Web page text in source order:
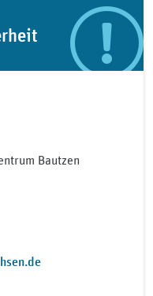
Bautzen